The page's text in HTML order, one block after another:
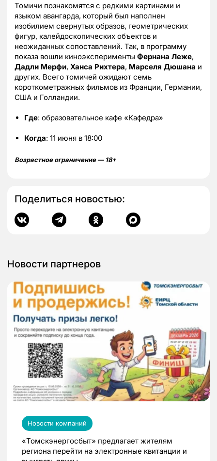
Томичи познакомятся с редкими картинами и
языком авангарда, который был наполнен
изобилием свернутых образов, геометрических
фигур, калейдоскопических объектов и
неожиданных сопоставлений. Так, в программу
показа вошли киноэксперименты Фернана Леже,
Дадли Мерфи, Ханса Рихтера, Марселя Дюшана и
других. Всего томичей ожидают семь
короткометражных фильмов из Франции, Германии,
США и Голландии.
Где: образовательное кафе «Кафедра»
Когда: 11 июня в 18:00
Возрастное ограничение — 18+
Поделиться новостью:
Новости партнеров
Новости компаний
«Томскэнергосбыт» предлагает жителям
региона перейти на электронные квитанции и